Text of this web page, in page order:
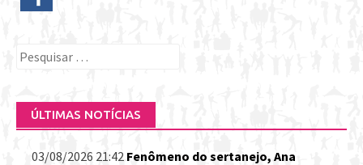
Pesquisar
ÚLTIMAS NOTÍCIAS
03/08/2026 21:42 Fenômeno do sertanejo, Ana